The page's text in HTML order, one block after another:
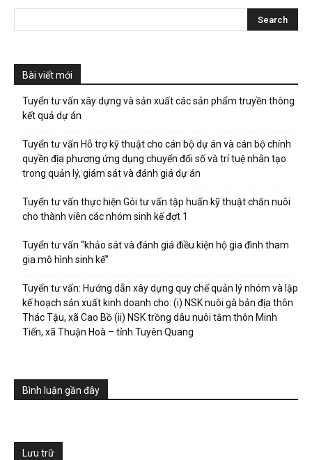
Bài viết mới
Tuyển tư vấn xây dựng và sản xuất các sản phẩm truyền thông
kết quả dự án
Tuyển tư vấn Hỗ trợ kỹ thuật cho cán bộ dự án và cán bộ chính
quyền địa phương ứng dụng chuyển đổi số và trí tuệ nhân tạo
trong quản lý, giám sát và đánh giá dự án
Tuyển tư vấn thực hiện Gói tư vấn tập huấn kỹ thuật chăn nuôi
cho thành viên các nhóm sinh kế đợt 1
Tuyển tư vấn “khảo sát và đánh giá điều kiện hộ gia đình tham
gia mô hình sinh kế”
Tuyển tư vấn: Hướng dẫn xây dựng quy chế quản lý nhóm và lập
kế hoạch sản xuất kinh doanh cho: (i) NSK nuôi gà bản địa thôn
Thác Tậu, xã Cao Bồ (ii) NSK trồng dâu nuôi tằm thôn Minh
Tiến, xã Thuận Hoà – tỉnh Tuyên Quang
Bình luận gần đây
Lưu trữ